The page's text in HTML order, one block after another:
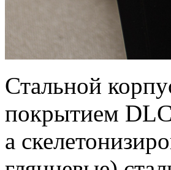
Стальной
покрытием
а